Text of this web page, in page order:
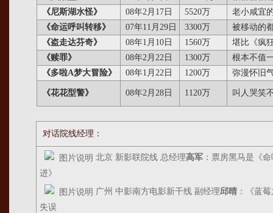
《尼斯湖水怪》
08年2月17日 5520万
老小咸宜
《命运呼叫转移》
07年11月29日 3300万
被移动的
《盗走达芬奇》
08年1月10日 1560万
堪比《疯
《赎罪》
08年2月22日 1300万
根本不值
《多啦A梦大冒险》
08年1月22日 1200万 弥漫怀旧
《花花型警》 08年2月28日 1120万 叫人哭笑
对话院线经理：
北京 新影联院线 总经理高军：票房黑马是《
进》
广州 中影南方电影新干线 副经理邱晴：《蓝莓
失误